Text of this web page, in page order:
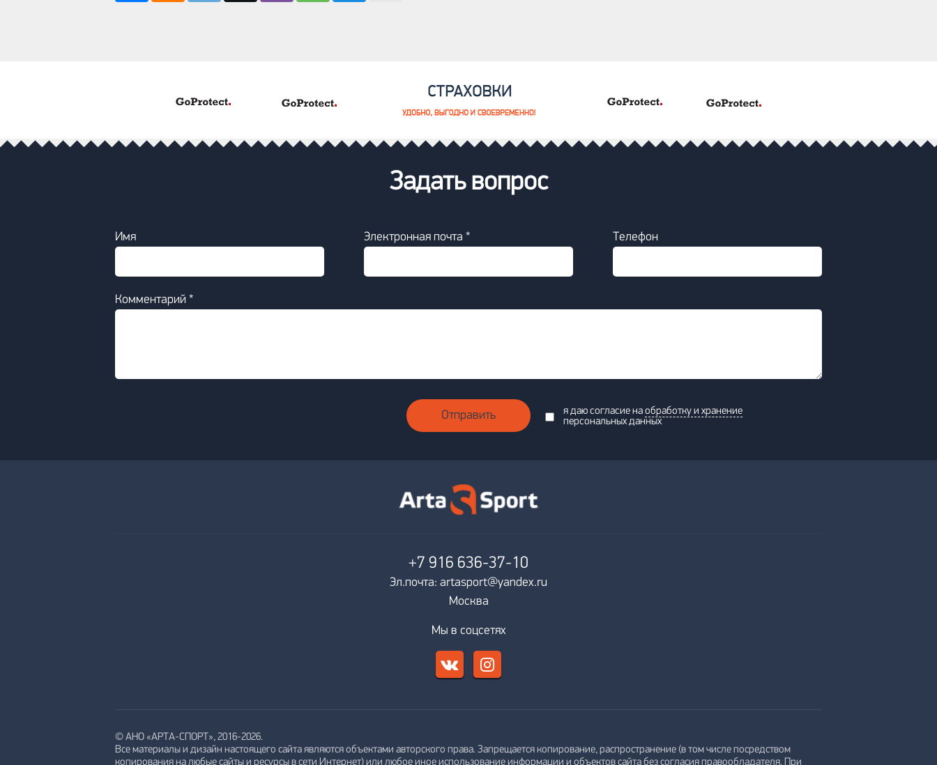
Задать вопрос
Имя Электронная почта * Телефон
Комментарий *
я даю согласие наобработку и хранение
персональных данных
Отправить
+7 916 636-37-10
Эл.почта: artasport@yandex.ru
Москва
Мы в соцсетях
© АНО «АРТА-СПОРТ», 2016-2026.
Все материалы и дизайн настоящего сайта являются объектами авторского права. Запрещается копирование, распространение (в том числе посредством
копирования на любые сайты и ресурсы в сети Интернет) или любое иное использование информации и объектов сайта без согласия правообладателя. При